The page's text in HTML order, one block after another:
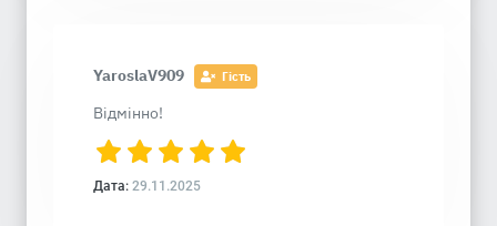
YaroslaV909 Гість
Відмінно!
Дата: 29.11.2025